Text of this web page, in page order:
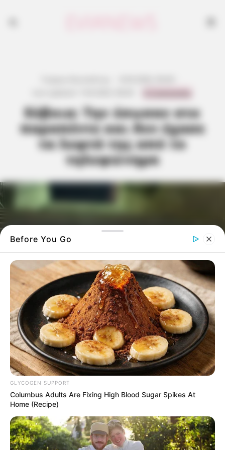
Εύβοια: Την έσωσαν στο
παραπέντε και δεν έχασε
τα λεφτά της από το
τηλεφώνημα
Ένα τηλεφώνημα πήγε να καταστρέψει μια
γυναίκα από περιοχή της Νότιας Εύβοιας
το 2024
Θύμα απάτης πήγε να πέσει μια γυναίκα όταν
της τηλεφώνησε ένας άγνωστος που
Before You Go
GLYCOGEN SUPPORT
Columbus Adults Are Fixing High Blood Sugar Spikes At
Home (Recipe)